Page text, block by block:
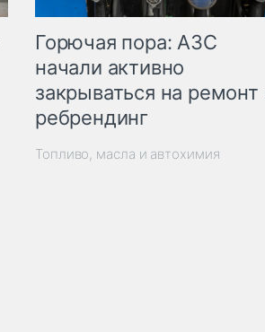
Горючая пора: АЗС
начали активно
закрываться на ремонт
ребрендинг
Топливо, масла и автохимия